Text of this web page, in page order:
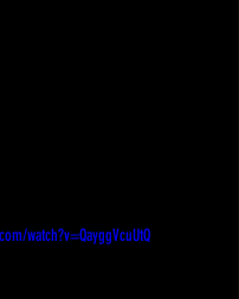
watch?v=QayggVcuUtQ